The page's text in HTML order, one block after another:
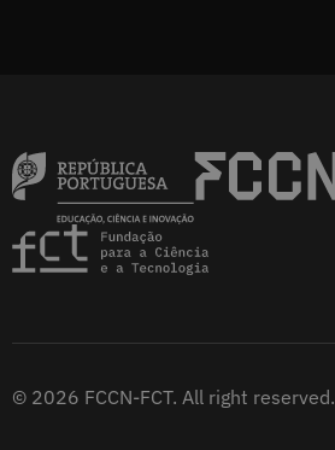
© 2026 FCCN-FCT. All right reserved.